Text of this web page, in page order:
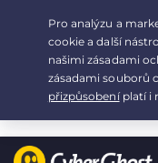
Your choice:The Best